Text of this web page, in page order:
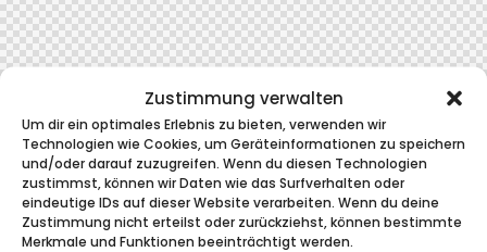
Zustimmung verwalten
Um dir ein optimales Erlebnis zu bieten, verwenden wir
Technologien wie Cookies, um Geräteinformationen zu speichern
und/oder darauf zuzugreifen. Wenn du diesen Technologien
zustimmst, können wir Daten wie das Surfverhalten oder
eindeutige IDs auf dieser Website verarbeiten. Wenn du deine
Zustimmung nicht erteilst oder zurückziehst, können bestimmte
Merkmale und Funktionen beeinträchtigt werden.